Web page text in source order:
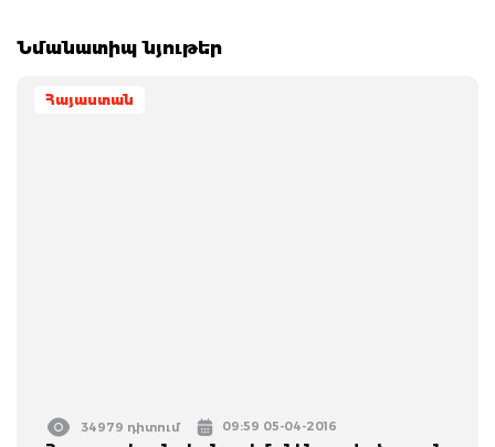
Նմանատիպ նյութեր
Հայաստան
34979 դիտում 09:59 05-04-2016